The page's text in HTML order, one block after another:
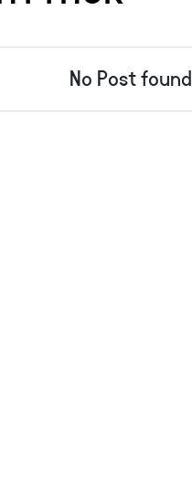
No Post found